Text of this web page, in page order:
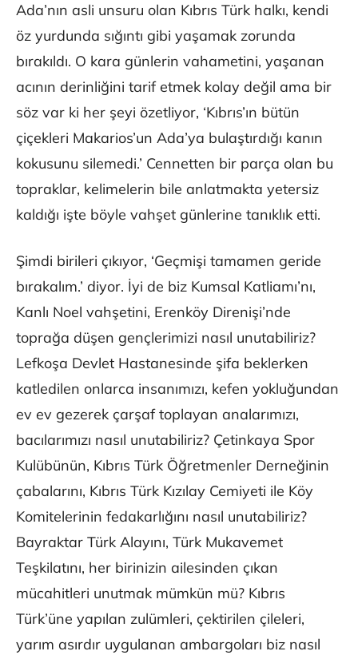
Ada’nın asli unsuru olan Kıbrıs Türk halkı, kendi
öz yurdunda sığıntı gibi yaşamak zorunda
bırakıldı. O kara günlerin vahametini, yaşanan
acının derinliğini tarif etmek kolay değil ama bir
söz var ki her şeyi özetliyor, ‘Kıbrıs’ın bütün
çiçekleri Makarios’un Ada’ya bulaştırdığı kanın
kokusunu silemedi.’ Cennetten bir parça olan bu
topraklar, kelimelerin bile anlatmakta yetersiz
kaldığı işte böyle vahşet günlerine tanıklık etti.
Şimdi birileri çıkıyor, ‘Geçmişi tamamen geride
bırakalım.’ diyor. İyi de biz Kumsal Katliamı’nı,
Kanlı Noel vahşetini, Erenköy Direnişi’nde
toprağa düşen gençlerimizi nasıl unutabiliriz?
Lefkoşa Devlet Hastanesinde şifa beklerken
katledilen onlarca insanımızı, kefen yokluğundan
ev ev gezerek çarşaf toplayan analarımızı,
bacılarımızı nasıl unutabiliriz? Çetinkaya Spor
Kulübünün, Kıbrıs Türk Öğretmenler Derneğinin
çabalarını, Kıbrıs Türk Kızılay Cemiyeti ile Köy
Komitelerinin fedakarlığını nasıl unutabiliriz?
Bayraktar Türk Alayını, Türk Mukavemet
Teşkilatını, her birinizin ailesinden çıkan
mücahitleri unutmak mümkün mü? Kıbrıs
Türk’üne yapılan zulümleri, çektirilen çileleri,
yarım asırdır uygulanan ambargoları biz nasıl